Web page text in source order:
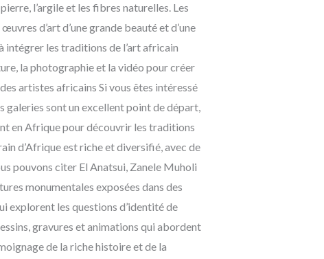
l’argile et les fibres naturelles. Les
d’art d’une grande beauté et d’une
intégrer les traditions de l’art africain
la photographie et la vidéo pour créer
artistes africains Si vous êtes intéressé
galeries sont un excellent point de départ,
en Afrique pour découvrir les traditions
d’Afrique est riche et diversifié, avec de
pouvons citer El Anatsui, Zanele Muholi
monumentales exposées dans des
explorent les questions d’identité de
gravures et animations qui abordent
de la riche histoire et de la